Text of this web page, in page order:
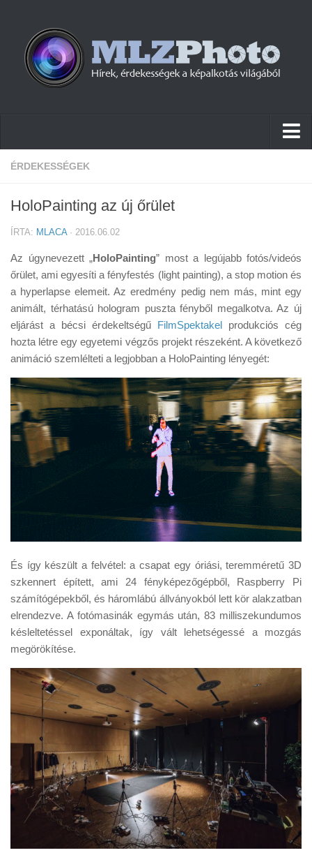
Hírek
Cikkek
Firmware
Tudástár
Tanácsok
Érdekességek
E-BB
ÉRDEKESSÉGEK
HoloPainting az új őrület
ÍRTA: MLACA· 2016.06.02
Az úgynevezett „HoloPainting” most a legújabb fotós/videós
őrület, ami egyesíti a fényfestés (light painting), a stop motion és
a hyperlapse elemeit. Az eredmény pedig nem más, mint egy
animált, térhatású hologram puszta fényből megalkotva. Az új
eljárást a bécsi érdekeltségű FilmSpektakel produkciós cég
hozta létre egy egyetemi végzős projekt részeként. A következő
animáció szemlélteti a legjobban a HoloPainting lényegét:
És így készült a felvétel: a csapat egy óriási, teremméretű 3D
szkennert épített, ami 24 fényképezőgépből, Raspberry Pi
számítógépekből, és háromlábú állványokból lett kör alakzatban
elrendezve. A fotómasinák egymás után, 83 milliszekundumos
késleltetéssel exponáltak, így vált lehetségessé a mozgás
megörökítése.